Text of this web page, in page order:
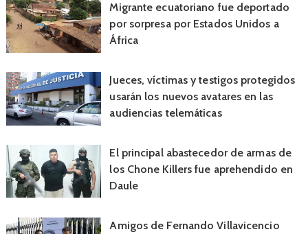
Migrante ecuatoriano fue deportado
por sorpresa por Estados Unidos a
África
Jueces, víctimas y testigos protegidos
usarán los nuevos avatares en las
audiencias telemáticas
El principal abastecedor de armas de
los Chone Killers fue aprehendido en
Daule
Amigos de Fernando Villavicencio